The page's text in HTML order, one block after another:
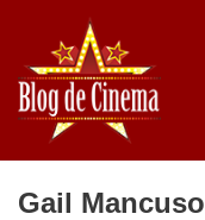
Sari
la
conținut
Gail Mancuso